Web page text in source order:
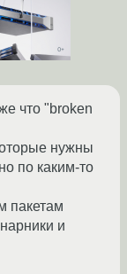
что "broken
нужны
по каким-то
пакетам
и